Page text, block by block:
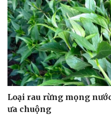
Cải chính
Loại rau rừng mọng
ưa chuộng